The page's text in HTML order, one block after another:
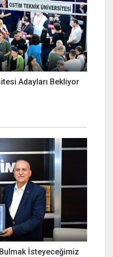
Adayları Bekliyor
İsteyeceğimiz